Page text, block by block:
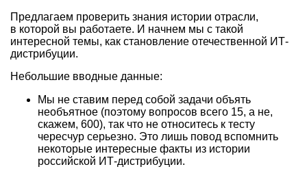
Предлагаем проверить знания истории отрасли,
в которой вы работаете. И начнем мы с такой
интересной темы, как становление отечественной ИТ-
дистрибуции.
Небольшие вводные данные:
Мы не ставим перед собой задачи объять
необъятное (поэтому вопросов всего 15, а не,
скажем, 600), так что не относитесь к тесту
чересчур серьезно. Это лишь повод вспомнить
некоторые интересные факты из истории
российской ИТ-дистрибуции.